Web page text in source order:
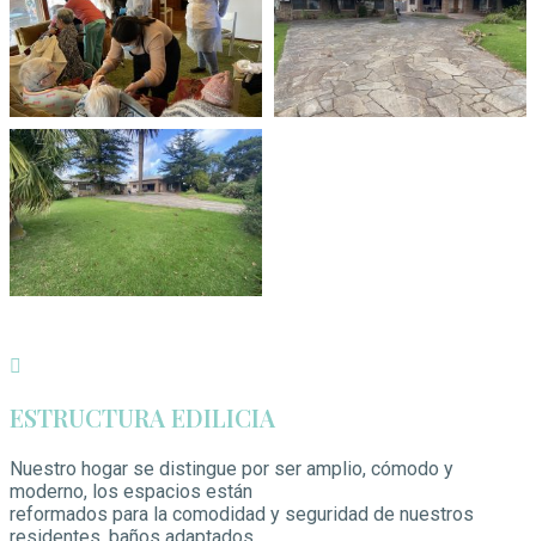
ESTRUCTURA EDILICIA
Nuestro hogar se distingue por ser amplio, cómodo y
moderno, los espacios están
reformados para la comodidad y seguridad de nuestros